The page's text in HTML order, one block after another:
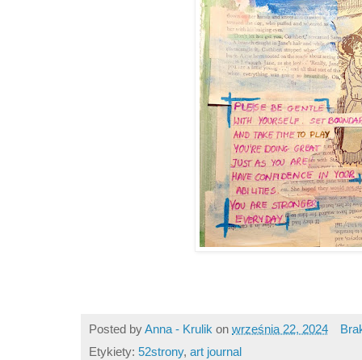
Posted byAnna - Krulik on września 22, 2024
Etykiety: 52strony, art journal